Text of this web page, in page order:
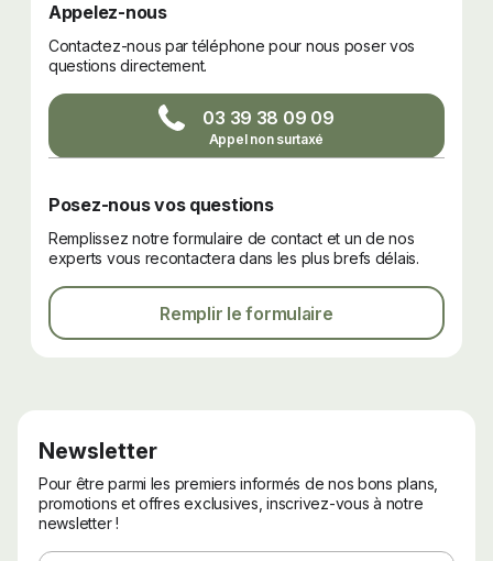
Appelez-nous
Contactez-nous par téléphone pour nous poser vos
questions directement.
03 39 38 09 09
Posez-nous vos questions
Remplissez notre formulaire de contact et un de nos
experts vous recontactera dans les plus brefs délais.
Remplir le formulaire
Newsletter
Pour être parmi les premiers informés de nos bons plans,
promotions et offres exclusives, inscrivez-vous à notre
newsletter !